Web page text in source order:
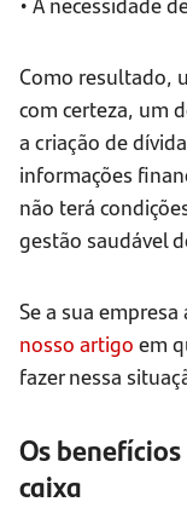
Como resultado,
com certeza, um
a criação de
informações
não terá
gestão saudável
Se a sua
nosso artigo em
fazer nessa
Os
caixa